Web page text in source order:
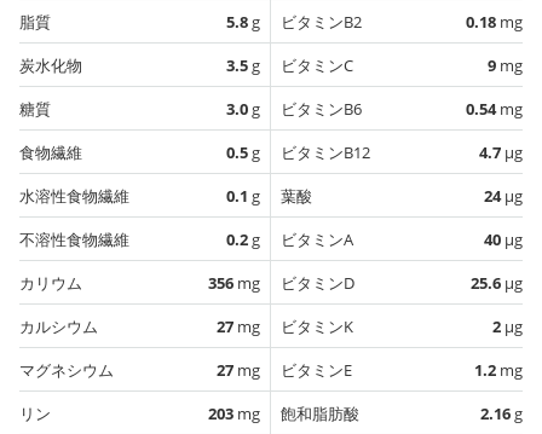
脂質
5.8g
炭水化物
3.5g
糖質
3.0g
食物繊維
0.5g
水溶性食物繊維
0.1 g
不溶性食物繊維
0.2g
カリウム
356 mg
カルシウム
27 mg
マグネシウム
27 mg
リン
203 mg
ビタミンB2
0.18 mg
ビタミンC
9 mg
ビタミンB6
0.54mg
ビタミンB12
4.7 µg
葉酸
24µg
ビタミンA
40 µg
ビタミンD
25.6 µg
ビタミンK
2 µg
ビタミンE
1.2 mg
飽和脂肪酸
2.16g